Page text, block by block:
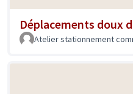
Déplacements doux
Atelier stationnement